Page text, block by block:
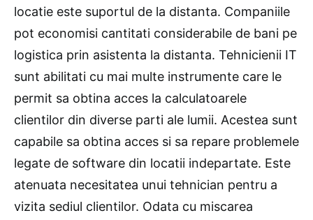
locatie este suportul de la distanta. Companiile
pot economisi cantitati considerabile de bani pe
logistica prin asistenta la distanta. Tehnicienii IT
sunt abilitati cu mai multe instrumente care le
permit sa obtina acces la calculatoarele
clientilor din diverse parti ale lumii. Acestea sunt
capabile sa obtina acces si sa repare problemele
legate de software din locatii indepartate. Este
atenuata necesitatea unui tehnician pentru a
vizita sediul clientilor. Odata cu miscarea